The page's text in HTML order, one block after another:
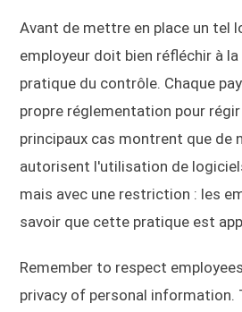
Avant de mettre en place un tel
employeur doit bien réfléchir à
pratique du contrôle. Chaque
propre réglementation pour régir
principaux cas montrent que de
autorisent l'utilisation de
mais avec une restriction : les
savoir que cette pratique est
Remember to respect
privacy of personal